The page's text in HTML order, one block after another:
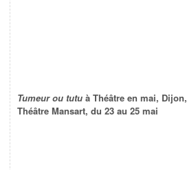
Tumeur ou tutu à Théâtre en mai, Dijon,
Théâtre Mansart, du 23 au 25 mai